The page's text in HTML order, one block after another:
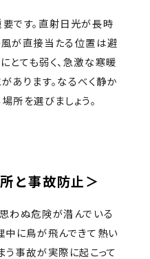
です。直射日光が長時
風が直接当たる位置は避
とても弱く、急激な寒暖
あります。なるべく静か
所を選びましょう。
と事故防止＞
わぬ危険が潜んでいる
中に鳥が飛んできて熱い
う事故が実際に起こって